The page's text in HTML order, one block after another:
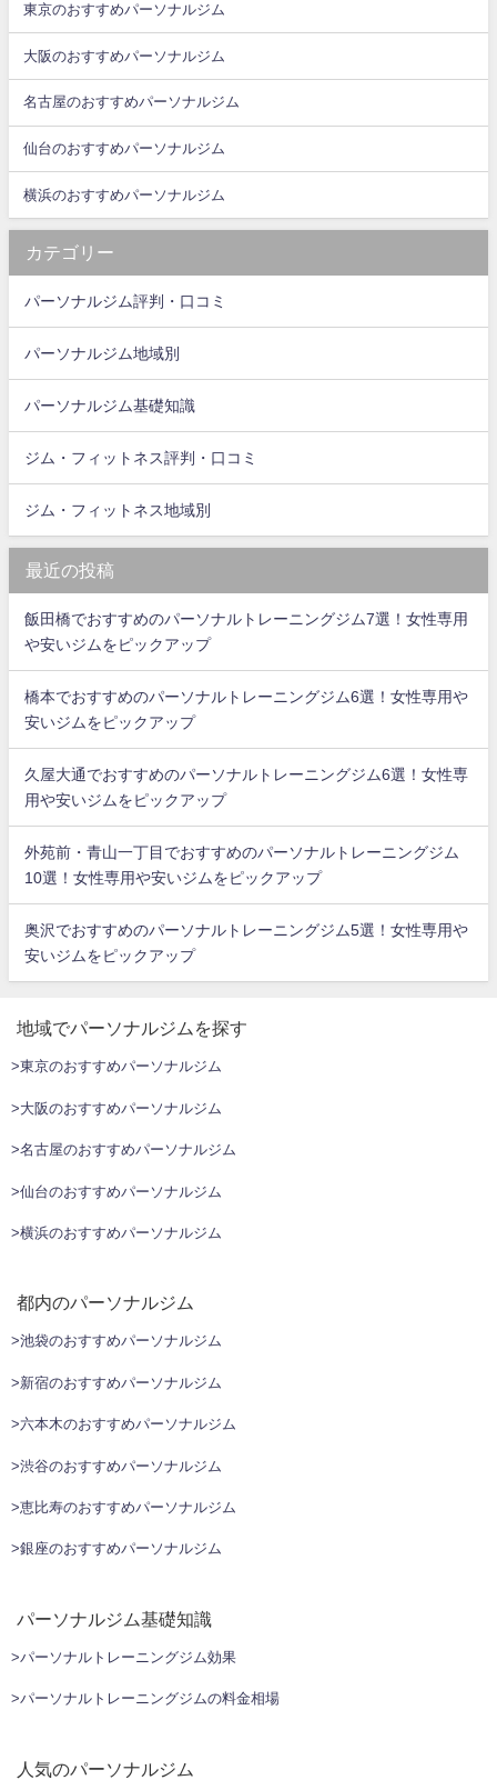
東京のおすすめパーソナルジム
大阪のおすすめパーソナルジム
名古屋のおすすめパーソナルジム
仙台のおすすめパーソナルジム
横浜のおすすめパーソナルジム
カテゴリー
パーソナルジム評判・口コミ
パーソナルジム地域別
パーソナルジム基礎知識
ジム・フィットネス評判・口コミ
ジム・フィットネス地域別
最近の投稿
飯田橋でおすすめのパーソナルトレーニングジム7選！女性専用
や安いジムをピックアップ
橋本でおすすめのパーソナルトレーニングジム6選！女性専用や
安いジムをピックアップ
久屋大通でおすすめのパーソナルトレーニングジム6選！女性専
用や安いジムをピックアップ
外苑前・青山一丁目でおすすめのパーソナルトレーニングジム
10選！女性専用や安いジムをピックアップ
奥沢でおすすめのパーソナルトレーニングジム5選！女性専用や
安いジムをピックアップ
地域でパーソナルジムを探す
>東京のおすすめパーソナルジム
>大阪のおすすめパーソナルジム
>名古屋のおすすめパーソナルジム
>仙台のおすすめパーソナルジム
>横浜のおすすめパーソナルジム
都内のパーソナルジム
>池袋のおすすめパーソナルジム
>新宿のおすすめパーソナルジム
>六本木のおすすめパーソナルジム
>渋谷のおすすめパーソナルジム
>恵比寿のおすすめパーソナルジム
>銀座のおすすめパーソナルジム
パーソナルジム基礎知識
>パーソナルトレーニングジム効果
>パーソナルトレーニングジムの料金相場
人気のパーソナルジム